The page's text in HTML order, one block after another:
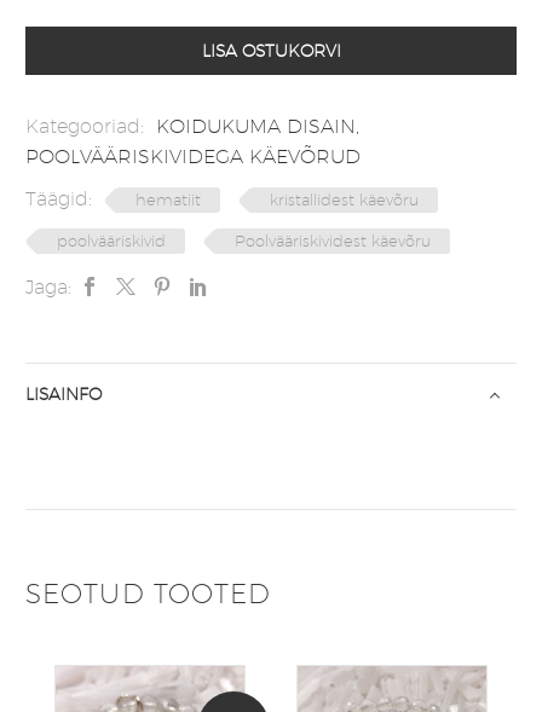
kogus
LISA OSTUKORVI
Kategooriad: KOIDUKUMA DISAIN
POOLVÄÄRISKIVIDEGA KÄEVÕRUD
Täägid:
hematiit kristallidest käevõru
poolvääriskivid Poolvääriskividest käevõru
Jaga:
LISAINFO
SEOTUD TOOTED